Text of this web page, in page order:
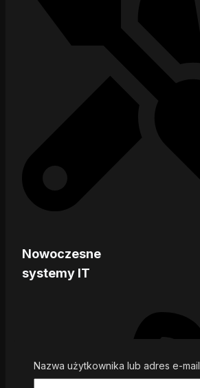
Nowoczesne
systemy IT
Nazwa użytkownika lub adres e-mail